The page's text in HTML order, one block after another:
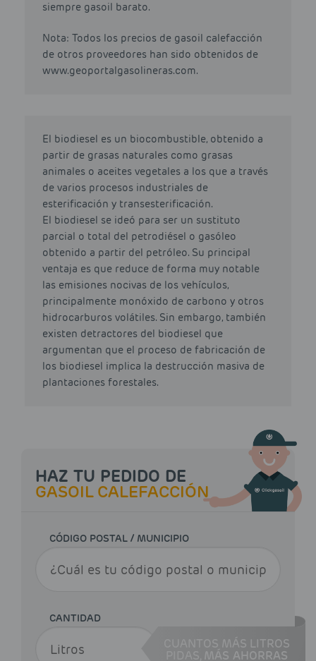
siempre gasoil barato.
Nota: Todos los precios de gasoil calefacción
de otros proveedores han sido obtenidos de
www.geoportalgasolineras.com.
El biodiesel es un biocombustible, obtenido a
partir de grasas naturales como grasas
animales o aceites vegetales a los que a través
de varios procesos industriales de
esterificación y transesterificación.
El biodiesel se ideó para ser un sustituto
parcial o total del petrodiésel o gasóleo
obtenido a partir del petróleo. Su principal
ventaja es que reduce de forma muy notable
las emisiones nocivas de los vehículos,
principalmente monóxido de carbono y otros
hidrocarburos volátiles. Sin embargo, también
existen detractores del biodiesel que
argumentan que el proceso de fabricación de
los biodiesel implica la destrucción masiva de
plantaciones forestales.
HAZ TU PEDIDO DE
GASOIL CALEFACCIÓN
CÓDIGO POSTAL / MUNICIPIO
CANTIDAD
CUANTOS MÁS LITROS
MÁS AHORRAS